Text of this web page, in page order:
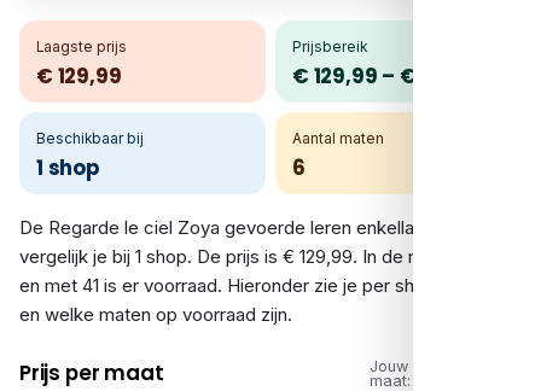
Laagste prijs
€ 129,99
Prijsbereik
€ 129,99 – € 129,99
Beschikbaar bij
1 shop
Aantal maten
6
De Regarde le ciel Zoya gevoerde leren enkellaarzen zwart
vergelijk je bij 1 shop. De prijs is € 129,99. In de maten 36 tot
en met 41 is er voorraad. Hieronder zie je per shop de prijs
en welke maten op voorraad zijn.
Prijs per maat
Jouw
maat: